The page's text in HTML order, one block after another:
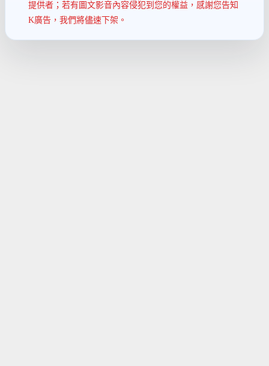
提供者；若有圖文影音內容侵犯到您的權益，感謝您告知
K廣告，我們將儘速下架。